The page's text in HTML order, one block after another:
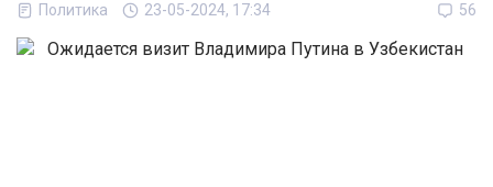
Политика 23-05-2024, 17:34 56